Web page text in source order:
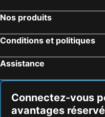
Nos produits
Conditions et politiques
Assistance
Connectez-vous
avantages